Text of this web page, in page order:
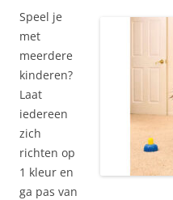
Speel je
met
meerdere
kinderen?
Laat
iedereen
zich
richten op
1 kleur en
ga pas van